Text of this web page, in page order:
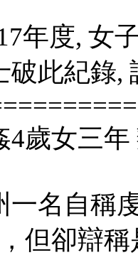
年度, 女
破此紀錄,
4歲女三
一名自稱
但卻辯